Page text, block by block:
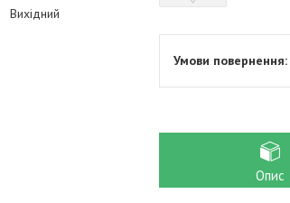
Вихідний
Опис